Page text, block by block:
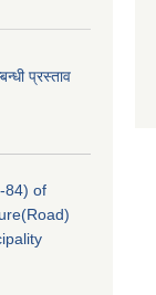
प्रस्ताव
84) of